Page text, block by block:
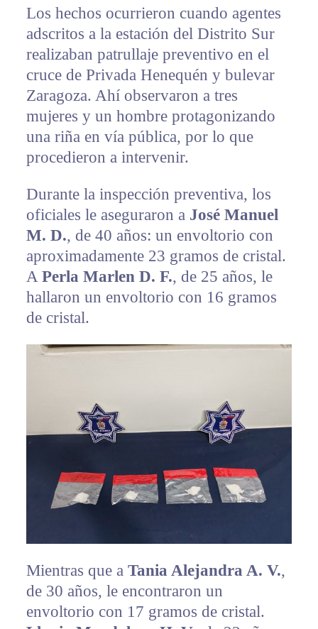
Los hechos ocurrieron cuando agentes
adscritos a la estación del Distrito Sur
realizaban patrullaje preventivo en el
cruce de Privada Henequén y bulevar
Zaragoza. Ahí observaron a tres
mujeres y un hombre protagonizando
una riña en vía pública, por lo que
procedieron a intervenir.
Durante la inspección preventiva, los
oficiales le aseguraron a José Manuel
M. D., de 40 años: un envoltorio con
aproximadamente 23 gramos de cristal.
A Perla Marlen D. F., de 25 años, le
hallaron un envoltorio con 16 gramos
de cristal.
Mientras que a Tania Alejandra A. V.,
de 30 años, le encontraron un
envoltorio con 17 gramos de cristal.